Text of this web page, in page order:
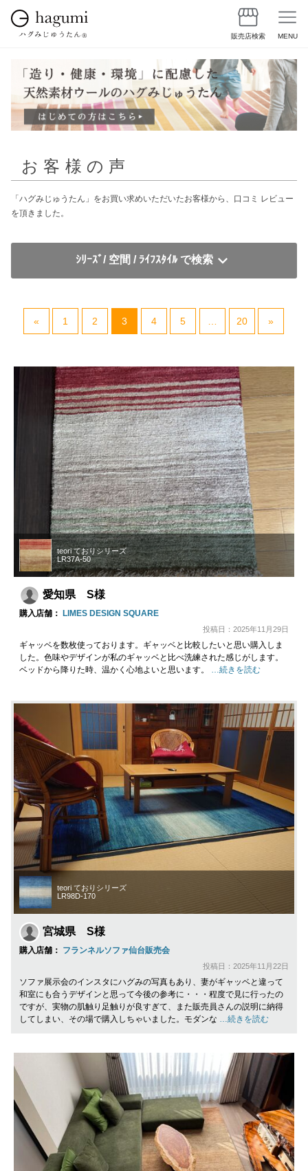
販売店検索 MENU
お客様の声
「ハグみじゅうたん」をお買い求めいただいたお客様から、口コミ レビュー
を頂きました。
ｼﾘｰｽﾞ/ 空間 / ﾗｲﾌｽﾀｲﾙ で検索
« 1 2 3 4 5 20 »
teori ておりシリーズ
LR37A-50
愛知県 S様
購入店舗： LIMES DESIGN SQUARE
投稿日：2025年11月29日
ギャッベを数枚使っております。ギャッベと比較したいと思い購入しま
した。色味やデザインが私のギャッベと比べ洗練された感じがします。
ベッドから降りた時、温かく心地よいと思います。
…続きを読む
teori ておりシリーズ
LR98D-170
宮城県 S様
購入店舗： フランネルソファ仙台販売会
投稿日：2025年11月22日
ソファ展示会のインスタにハグみの写真もあり、妻がギャッベと違って
和室にも合うデザインと思って今後の参考に・・・程度で見に行ったの
ですが、実物の肌触り足触りが良すぎて、また販売員さんの説明に納得
してしまい、その場で購入しちゃいました。モダンな
…続きを読む